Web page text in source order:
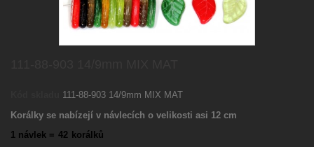
111-88-903 14/9mm MIX MAT
Korálky se nabízejí v návlecích o velikosti asi 12 cm
1 návlek = 42 korálků